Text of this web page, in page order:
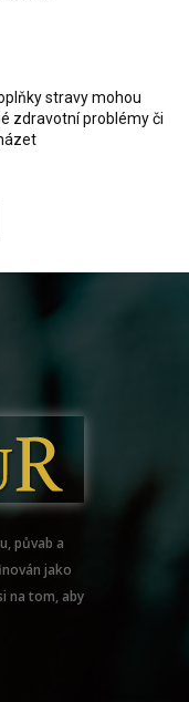
stravy mohou
zdravotní problémy či
půvab a
jako
na tom, aby